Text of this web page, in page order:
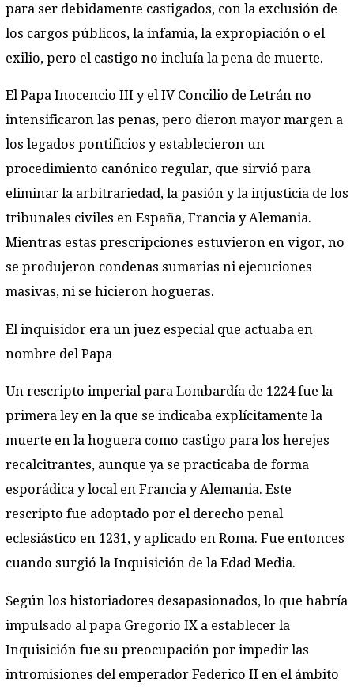
para ser debidamente castigados, con la exclusión de
los cargos públicos, la infamia, la expropiación o el
exilio, pero el castigo no incluía la pena de muerte.
El Papa Inocencio III y el IV Concilio de Letrán no
intensificaron las penas, pero dieron mayor margen a
los legados pontificios y establecieron un
procedimiento canónico regular, que sirvió para
eliminar la arbitrariedad, la pasión y la injusticia de los
tribunales civiles en España, Francia y Alemania.
Mientras estas prescripciones estuvieron en vigor, no
se produjeron condenas sumarias ni ejecuciones
masivas, ni se hicieron hogueras.
El inquisidor era un juez especial que actuaba en
nombre del Papa
Un rescripto imperial para Lombardía de 1224 fue la
primera ley en la que se indicaba explícitamente la
muerte en la hoguera como castigo para los herejes
recalcitrantes, aunque ya se practicaba de forma
esporádica y local en Francia y Alemania. Este
rescripto fue adoptado por el derecho penal
eclesiástico en 1231, y aplicado en Roma. Fue entonces
cuando surgió la Inquisición de la Edad Media.
Según los historiadores desapasionados, lo que habría
impulsado al papa Gregorio IX a establecer la
Inquisición fue su preocupación por impedir las
intromisiones del emperador Federico II en el ámbito